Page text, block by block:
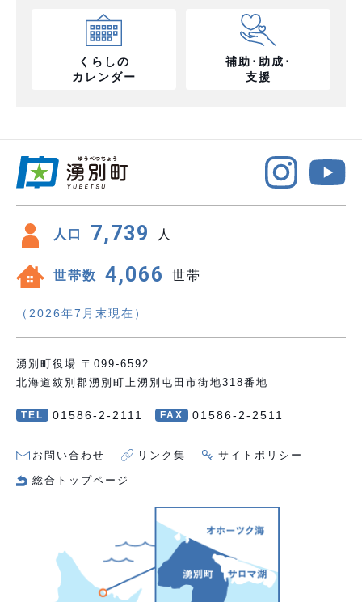
くらしの
カレンダー
補助･助成･
支援
人口 7,739 人
世帯数 4,066 世帯
（2026年7月末現在）
湧別町役場 〒099-6592
北海道紋別郡湧別町上湧別屯田市街地318番地
TEL 01586-2-2111 FAX 01586-2-2511
お問い合わせ リンク集 サイトポリシー
総合トップページ